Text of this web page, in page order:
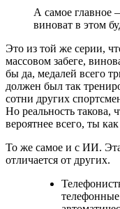
А самое главное
виноват в этом
Это из той же серии,
массовом забеге,
бы да, медалей всего
должен был так
сотни других
Но реальность такова,
вероятнее всего, ты
То же самое и с ИИ.
отличается от других.